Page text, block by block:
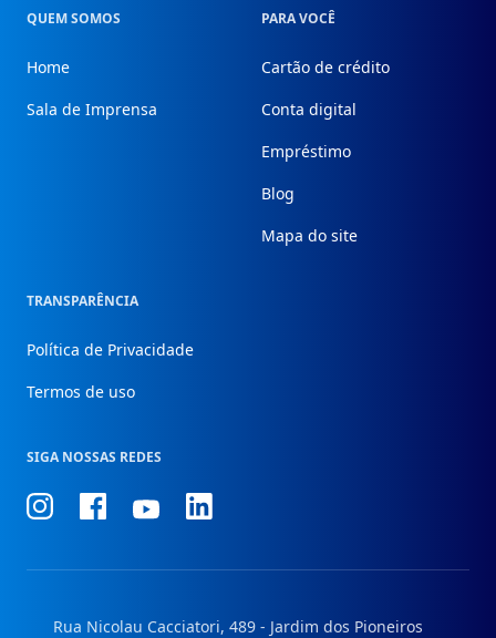
QUEM SOMOS
Home
Sala de Imprensa
PARA VOCÊ
Cartão de crédito
Conta digital
Empréstimo
Blog
Mapa do site
TRANSPARÊNCIA
Política de Privacidade
Termos de uso
SIGA NOSSAS REDES
ConheçaConheçaConheçaConheça
Rua Nicolau Cacciatori, 489 - Jardim dos Pioneiros